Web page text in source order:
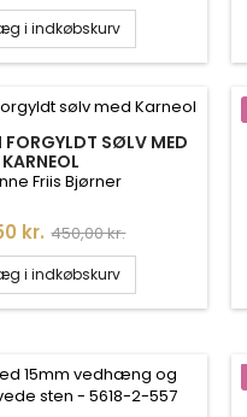
i indkøbskurv
FORGYLDT SØLV MED
KARNEOL
Friis Bjørner
kr. Normalpris
450,00 kr.
i indkøbskurv